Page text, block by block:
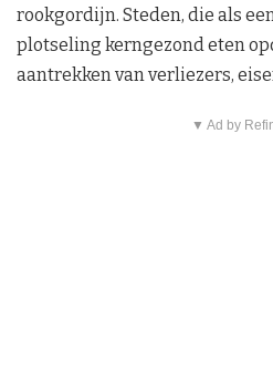
rookgordijn. Steden, die als
plotseling kerngezond eten
aantrekken van verliezers,
▼ Ad by